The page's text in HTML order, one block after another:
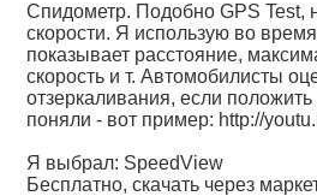
Спидометр. Подобно GPS Test,
скорости. Я использую во
показывает расстояние,
скорость и т. Автомобилисты
отзеркаливания, если
поняли - вот пример: http://
Я выбрал: SpeedView
Бесплатно, скачать через